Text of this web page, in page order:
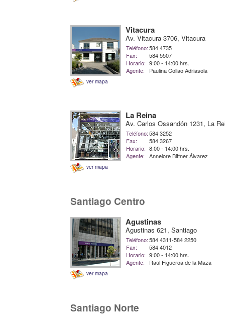
ver mapa
Vitacura
Av. Vitacura 3706, Vitacura
Teléfono:584 4735
Fax:
584 5507
Horario: 9:00 - 14:00 hrs.
Agente:
Paulina Collao Adriasola
ver mapa
La Reina
Av. Carlos Ossandón 1231, La
Teléfono:584 3252
Fax:
584 3267
Horario: 8:00 - 14:00 hrs.
Agente:
Annelore Bittner Álvarez
Santiago Centro
ver mapa
Agustinas
Agustinas 621, Santiago
Teléfono:584 4311-584 2250
Fax:
584 4012
Horario: 9:00 - 14:00 hrs.
Agente:
Raúl Figueroa de la Maza
Santiago Norte